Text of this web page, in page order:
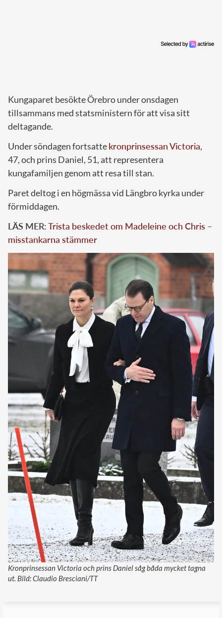
Kungaparet besökte Örebro under onsdagen
tillsammans med statsministern för att visa sitt
deltagande.
Under söndagen fortsattekronprinsessan Victoria,
47, och prins Daniel, 51, att representera
kungafamiljen genom att resa till stan.
Paret deltog i en högmässa vid Längbro kyrka under
förmiddagen.
LÄS MER:Trista beskedet om Madeleine och Chris –
misstankarna stämmer
Kronprinsessan Victoria och prins Daniel såg båda mycket tagna
ut. Bild: Claudio Bresciani/TT